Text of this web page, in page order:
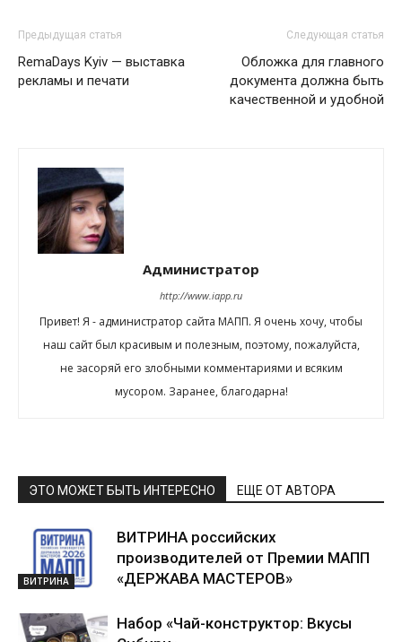
Предыдущая статья
RemaDays Kyiv — выставка
рекламы и печати
Следующая статья
Обложка для главного
документа должна быть
качественной и удобной
Администратор
http://www.iapp.ru
Привет! Я - администратор сайта МАПП. Я очень хочу, чтобы
наш сайт был красивым и полезным, поэтому, пожалуйста,
не засоряй его злобными комментариями и всяким
мусором. Заранее, благодарна!
ЭТО МОЖЕТ БЫТЬ ИНТЕРЕСНО ЕЩЕ ОТ АВТОРА
ВИТРИНА
ВИТРИНА российских
производителей от Премии МАПП
«ДЕРЖАВА МАСТЕРОВ»
Набор «Чай-конструктор: Вкусы